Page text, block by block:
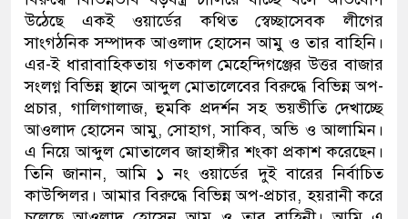
উঠেছে একই ওয়ার্ডের কথিত স্বেচ্ছাসেবক লীগের
সাংগঠনিক সম্পাদক আওলাদ হোসেন আমু ও তার বাহিনি।
এর-ই ধারাবাহিকতায় গতকাল মেহেন্দিগঞ্জের উত্তর বাজার
সংলগ্ন বিভিন্ন স্থানে আব্দুল মোতালেবের বিরুদ্ধে বিভিন্ন অপ-
প্রচার, গালিগালাজ, হুমকি প্রদর্শন সহ ভয়ভীতি দেখাচ্ছে
আওলাদ হোসেন আমু, সোহাগ, সাকিব, অভি ও আলামিন।
এ নিয়ে আব্দুল মোতালেব জাহাঙ্গীর শংকা প্রকাশ করেছেন।
তিনি জানান, আমি ১ নং ওয়ার্ডের দুই বারের নির্বাচিত
কাউন্সিলর। আমার বিরুদ্ধে বিভিন্ন অপ-প্রচার, হয়রানী করে